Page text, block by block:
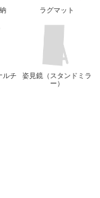
ラグマット
ルチ
姿見鏡（スタンドミラ
ー）